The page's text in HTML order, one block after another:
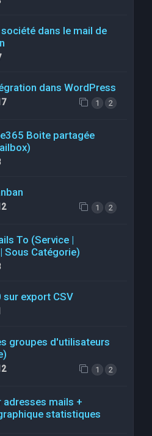
dans le mail de
dans WordPress
1 2
Boite partagée
1 2
To (Service |
Sous Catégorie)
sur export CSV
groupes d'utilisateurs
1 2
adresses mails +
statistiques